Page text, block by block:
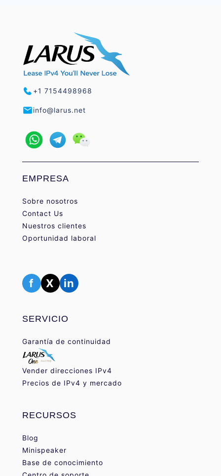
+1 7154498968
info@larus.net
EMPRESA
Sobre nosotros
Contact Us
Nuestros clientes
Oportunidad laboral
f X in
SERVICIO
Garantía de continuidad
Vender direcciones IPv4
Precios de IPv4 y mercado
RECURSOS
Blog
Minispeaker
Base de conocimiento